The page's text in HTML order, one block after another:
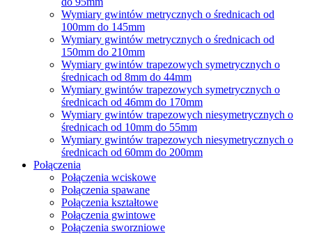
Wymiary gwintów metrycznych o średnicach od
100mm do 145mm
Wymiary gwintów metrycznych o średnicach od
150mm do 210mm
Wymiary gwintów trapezowych symetrycznych o
średnicach od 8mm do 44mm
Wymiary gwintów trapezowych symetrycznych o
średnicach od 46mm do 170mm
Wymiary gwintów trapezowych niesymetrycznych o
średnicach od 10mm do 55mm
Wymiary gwintów trapezowych niesymetrycznych o
średnicach od 60mm do 200mm
Połączenia
Połączenia wciskowe
Połączenia spawane
Połączenia kształtowe
Połączenia gwintowe
Połączenia sworzniowe